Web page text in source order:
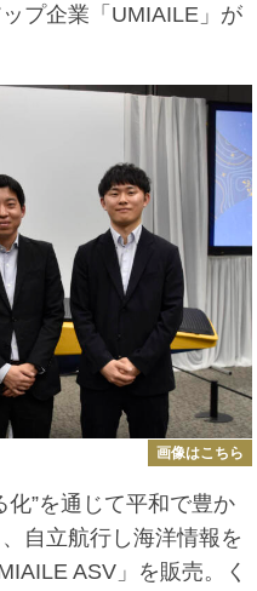
プ企業「UMIAILE」が
画像はこちら
”を通じて平和で豊か
自立航行し海洋情報を
ASV」を販売。く